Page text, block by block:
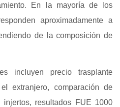
En la mayoría de los
aproximadamente a
de la composición de
incluyen precio trasplante
extranjero, comparación de
resultados FUE 1000